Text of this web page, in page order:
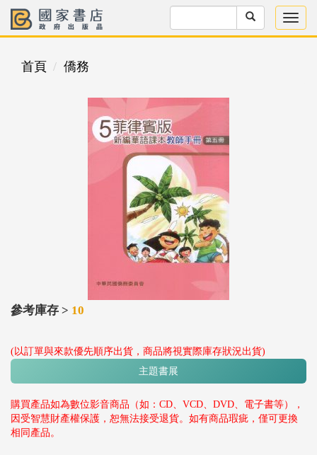
首頁 僑務
參考庫存 > 10
(以訂單與來款優先順序出貨，商品將視實際庫存狀況出貨)
主題書展
購買產品如為數位影音商品（如：CD、VCD、DVD、電子書等），
因受智慧財產權保護，恕無法接受退貨。如有商品瑕疵，僅可更換
相同產品。